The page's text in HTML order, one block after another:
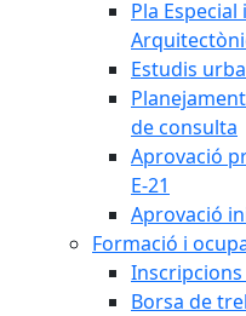
Pla
Estudis
de consulta
Aprovació
E-21
Aprovació
Formació i
Borsa de